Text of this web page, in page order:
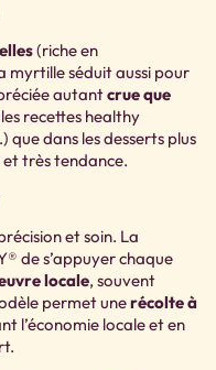
(riche en
séduit aussi pour
autantcrue que
les recettes healthy
dans les desserts plus
et très tendance.
et soin. La
de s’appuyer chaque
locale, souvent
permet unerécolte à
l’économie locale et en